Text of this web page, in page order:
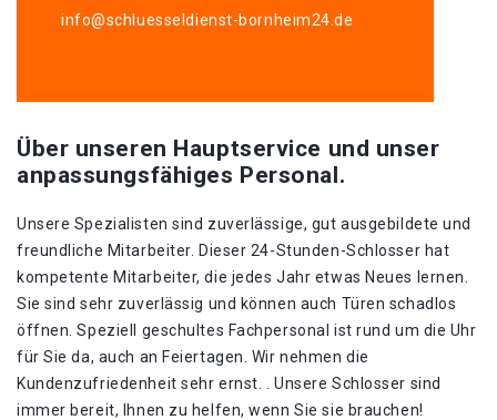
info@schluesseldienst-bornheim24.de
Über unseren Hauptservice und unser
anpassungsfähiges Personal.
Unsere Spezialisten sind zuverlässige, gut ausgebildete und
freundliche Mitarbeiter. Dieser 24-Stunden-Schlosser hat
kompetente Mitarbeiter, die jedes Jahr etwas Neues lernen.
Sie sind sehr zuverlässig und können auch Türen schadlos
öffnen. Speziell geschultes Fachpersonal ist rund um die Uhr
für Sie da, auch an Feiertagen. Wir nehmen die
Kundenzufriedenheit sehr ernst. . Unsere Schlosser sind
immer bereit, Ihnen zu helfen, wenn Sie sie brauchen!